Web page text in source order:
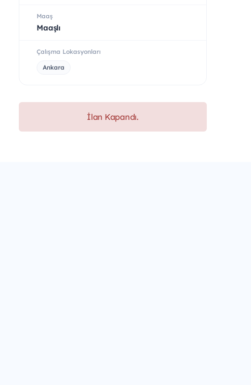
Maaş
Maaşlı
Çalışma Lokasyonları
Ankara
İlan Kapandı.